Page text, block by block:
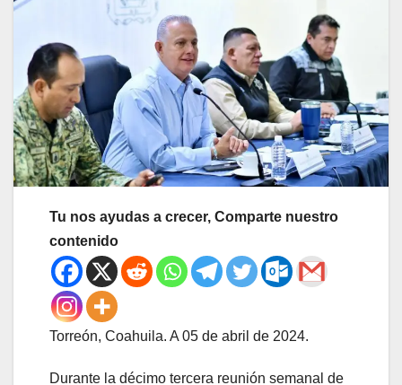
Tu nos ayudas a crecer, Comparte nuestro
contenido
Torreón, Coahuila. A 05 de abril de 2024.
Durante la décimo tercera reunión semanal de